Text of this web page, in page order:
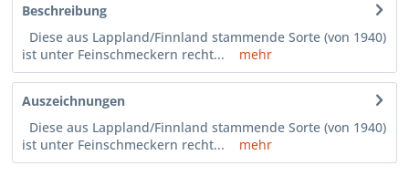
Beschreibung
Diese aus Lappland/Finnland stammende Sorte (von 1940)
ist unter Feinschmeckern recht...
mehr
Auszeichnungen
Diese aus Lappland/Finnland stammende Sorte (von 1940)
ist unter Feinschmeckern recht...
mehr